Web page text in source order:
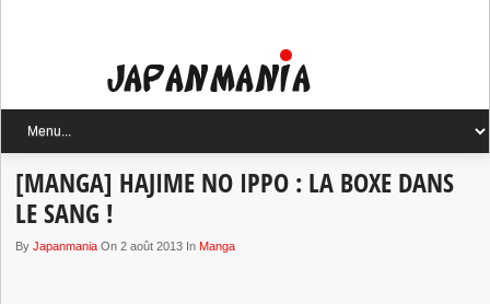
[MANGA] HAJIME NO IPPO : LA BOXE DANS
LE SANG !
ByJapanmania On 2 août 2013 In Manga